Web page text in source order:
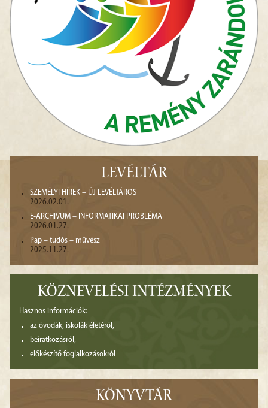
LEVÉLTÁR
SZEMÉLYI HÍREK – ÚJ LEVÉLTÁROS
2026.02.01.
E-ARCHIVUM – INFORMATIKAI PROBLÉMA
2026.01.27.
Pap – tudós – művész
2025.11.27.
KÖZNEVELÉSI INTÉZMÉNYEK
Hasznos információk:
az óvodák, iskolák életéről,
beiratkozásról,
előkészítő foglalkozásokról
KÖNYVTÁR